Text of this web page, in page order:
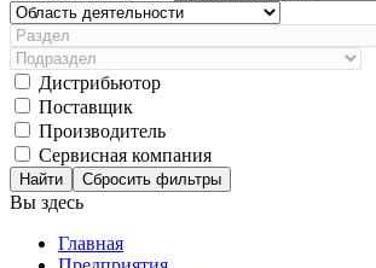
Дистрибьютор
Поставщик
Производитель
Сервисная компания
Сбросить фильтры
Вы здесь
Главная